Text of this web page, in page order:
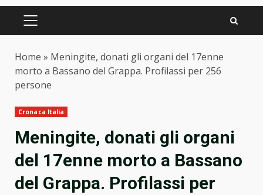
PRIMARY
Home » Meningite, donati gli organi del 17enne
morto a Bassano del Grappa. Profilassi per 256
persone
Cronaca Italia
Meningite, donati gli organi
del 17enne morto a Bassano
del Grappa. Profilassi per